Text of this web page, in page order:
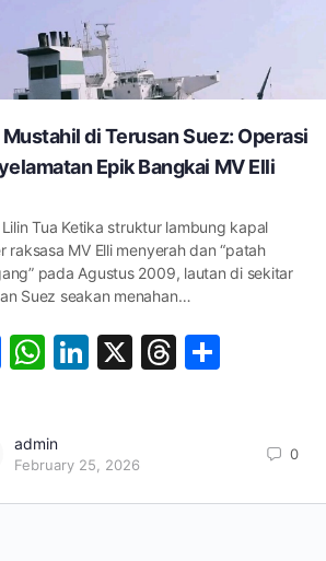
di Terusan Suez: Operasi
Epik Bangkai MV Elli
Lilin Tua Ketika struktur lambung kapal
raksasa MV Elli menyerah dan “patah
pada Agustus 2009, lautan di sekitar
Suez seakan menahan…
Facebook
WhatsApp
LinkedIn
X Threads
admin
February 25, 2026
0